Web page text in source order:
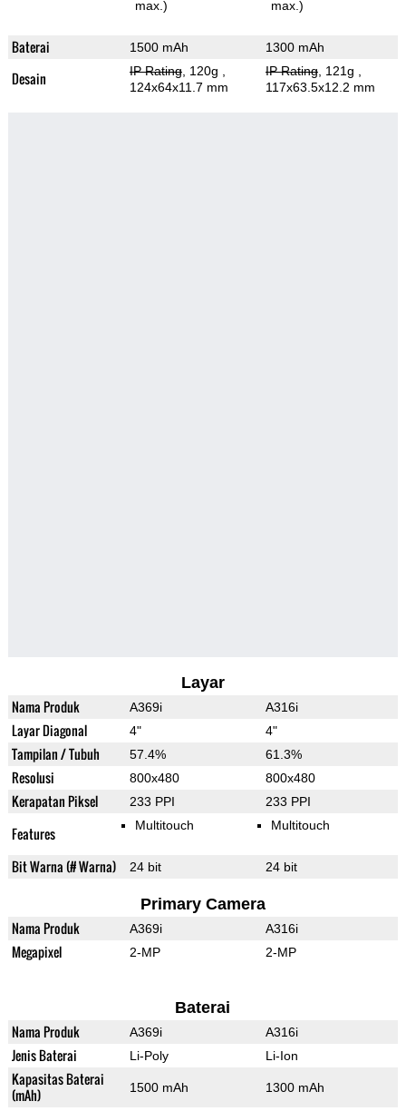
max.)
max.)
Baterai 1500 mAh 1300 mAh
Desain IP Rating, 120g
124x64x11.7 mm
IP Rating, 121g
117x63.5x12.2 mm
Layar
Nama Produk A369i A316i
Layar Diagonal 4" 4"
Tampilan / Tubuh 57.4% 61.3%
Resolusi 800x480 800x480
Kerapatan Piksel 233 PPI 233 PPI
Features Multitouch Multitouch
Bit Warna (# Warna) 24 bit 24 bit
Primary Camera
Nama Produk A369i A316i
Megapixel 2-MP 2-MP
Baterai
Nama Produk A369i A316i
Jenis Baterai Li-Poly Li-Ion
Kapasitas Baterai
(mAh)
1500 mAh 1300 mAh